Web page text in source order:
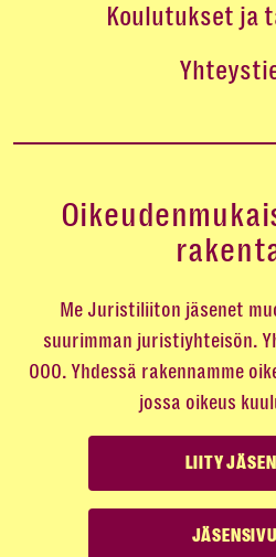
Koulutukset ja
Me Juristiliiton jäsenet
suurimman juristiyhteisön.
000. Yhdessä rakennamme
jossa oikeus
LIITY